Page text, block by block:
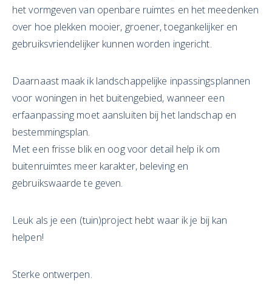
het vormgeven van openbare ruimtes en het meedenken
over hoe plekken mooier, groener, toegankelijker en
gebruiksvriendelijker kunnen worden ingericht.
Daarnaast maak ik landschappelijke inpassingsplannen
voor woningen in het buitengebied, wanneer een
erfaanpassing moet aansluiten bij het landschap en
bestemmingsplan.
Met een frisse blik en oog voor detail help ik om
buitenruimtes meer karakter, beleving en
gebruikswaarde te geven.
Leuk als je een (tuin)project hebt waar ik je bij kan
helpen!
Sterke ontwerpen.